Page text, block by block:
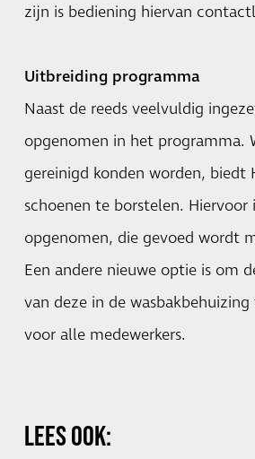
zijn is bediening hiervan
Uitbreiding programma
Naast de reeds veelvuldig
opgenomen in het programma.
gereinigd konden worden, biedt
schoenen te borstelen.
opgenomen, die gevoed wordt
Een andere nieuwe optie is om
van deze in de
voor alle medewerkers.
LEES OOK: